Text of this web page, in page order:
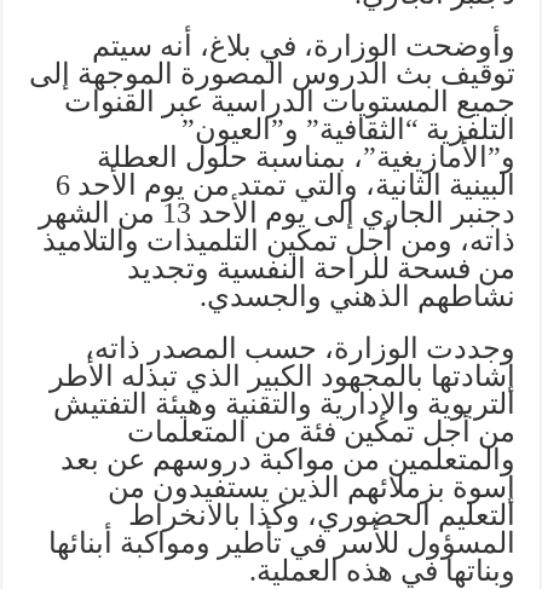
وأوضحت الوزارة، في بلاغ، أنه سيتم
توقيف بث الدروس المصورة الموجهة إلى
جميع المستويات الدراسية عبر القنوات
التلفزية “الثقافية” و”العيون”
و”الأمازيغية”، بمناسبة حلول العطلة
البينية الثانية، والتي تمتد من يوم الأحد 6
دجنبر الجاري إلى يوم الأحد 13 من الشهر
ذاته، ومن أجل تمكين التلميذات والتلاميذ
من فسحة للراحة النفسية وتجديد
نشاطهم الذهني والجسدي.
وجددت الوزارة، حسب المصدر ذاته،
إشادتها بالمجهود الكبير الذي تبذله الأطر
التربوية والإدارية والتقنية وهيئة التفتيش
من أجل تمكين فئة من المتعلمات
والمتعلمين من مواكبة دروسهم عن بعد
إسوة بزملائهم الذين يستفيدون من
التعليم الحضوري، وكذا بالانخراط
المسؤول للأسر في تأطير ومواكبة أبنائها
وبناتها في هذه العملية.